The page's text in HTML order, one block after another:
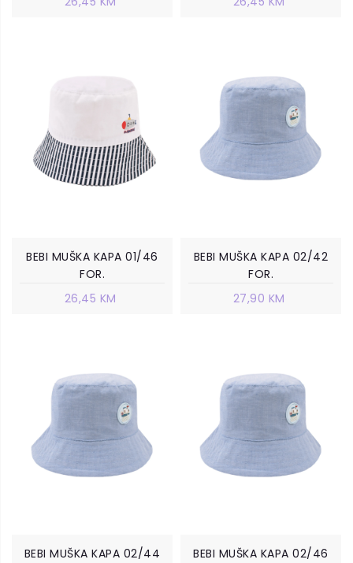
BEBI MUŠKA KAPA 01/46
FOR.
26,45 KM
BEBI MUŠKA KAPA 02/42
FOR.
27,90 KM
BEBI MUŠKA KAPA 02/44 BEBI MUŠKA KAPA 02/46